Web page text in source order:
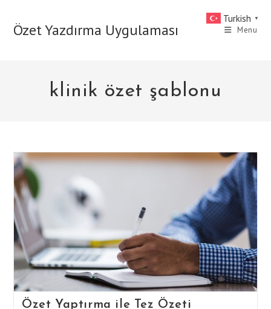
contentÖzet Yazdırma Uygulaması Menu
klinik özet şablonu
Özet Yaptırma ile Tez Özeti
Turkish ▼